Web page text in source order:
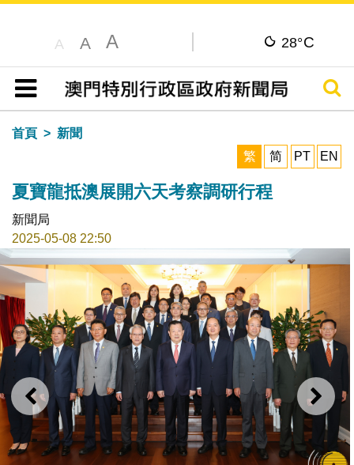
A A A 28°C
目錄
搜尋
首頁
新聞
繁
简 PT EN
夏寶龍抵澳展開六天考察調研行程
新聞局
2025-05-08 22:50
上一則 下一